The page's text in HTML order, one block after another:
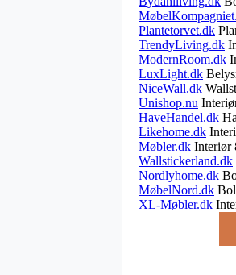
Plantetorvet.dk
TrendyLiving.dk
ModernRoom.dk
LuxLight.dk
NiceWall.dk
Unishop.nu
HaveHandel.dk
Likehome.dk
Møbler.dk Interiør
Wallstickerland.dk
Nordlyhome.dk
MøbelNord.dk
XL-Møbler.dk